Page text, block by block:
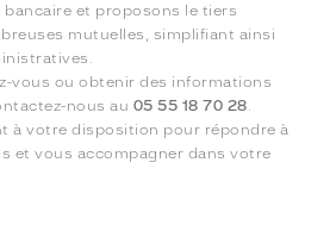
et proposons le tiers
mutuelles, simplifiant ainsi
vous ou obtenir des informations
nous au 05 55 18 70 28
à votre disposition pour répondre à
et vous accompagner dans votre